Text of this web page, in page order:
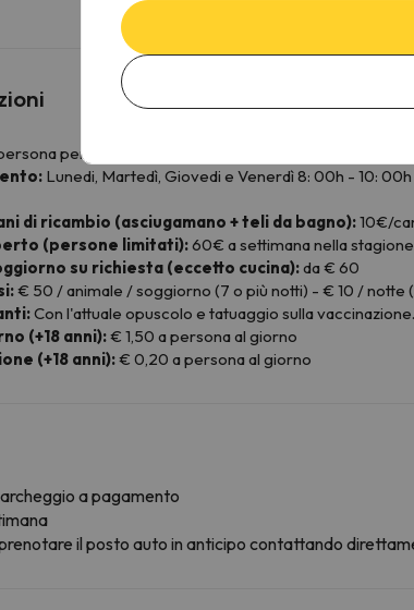
per sessione.
Lunedi, Martedì, Giovedi e Venerdì 8: 00h - 10:
di ricambio (asciugamano + teli da bagno):10€/
(persone limitati):60€ a settimana nella
su richiesta (eccetto cucina):da € 60
€ 50 / animale / soggiorno (7 o più notti) - € 10 / notte
Con l'attuale opuscolo e tatuaggio sulla
(+18 anni):€ 1,50 a persona al giorno
(+18 anni):€ 0,20 a persona al giorno
a pagamento
il posto auto in anticipo contattando